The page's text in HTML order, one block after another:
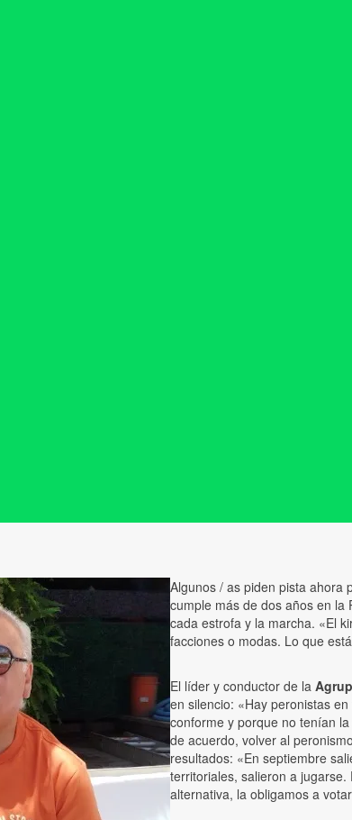
Algunos / as piden pista ahora
cumple más de dos años en la
cada estrofa y la marcha. «El
facciones o modas. Lo que
El líder y conductor de la
en silencio: «Hay peronistas
conforme y porque no tenían
de acuerdo, volver al
resultados: «En septiembre
territoriales, salieron a
alternativa, la obligamos a